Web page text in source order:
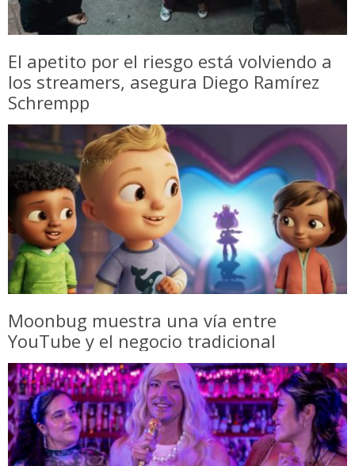
El apetito por el riesgo está volviendo a
los streamers, asegura Diego Ramírez
Schrempp
Moonbug muestra una vía entre
YouTube y el negocio tradicional